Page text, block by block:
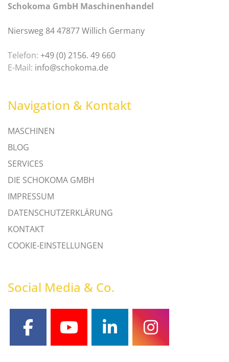
Schokoma GmbH Maschinenhandel
Niersweg 84 47877 Willich Germany
Telefon: +49 (0) 2156. 49 660
E-Mail: info@schokoma.de
Navigation & Kontakt
MASCHINEN
BLOG
SERVICES
DIE SCHOKOMA GMBH
IMPRESSUM
DATENSCHUTZERKLÄRUNG
KONTAKT
COOKIE-EINSTELLUNGEN
Social Media & Co.
facebookyoutubelinkedininstagram